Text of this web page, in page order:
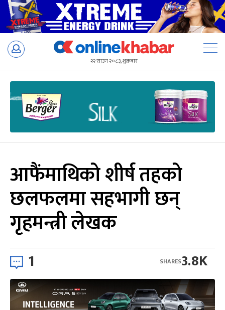
Skip
२२ साउन २०८३, शुक्रबार
आफैंमाथिको शीर्ष तहको
छलफलमा सहभागी छन्
गृहमन्त्री लेखक
1 3.8K
SHARES